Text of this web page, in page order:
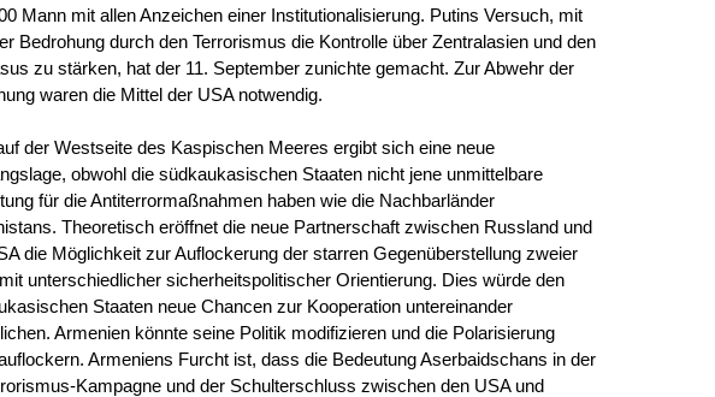
Mann mit allen Anzeichen einer Institutionalisierung. Putins Versuch, mit
Bedrohung durch den Terrorismus die Kontrolle über Zentralasien und den
zu stärken, hat der 11. September zunichte gemacht. Zur Abwehr der
waren die Mittel der USA notwendig.
der Westseite des Kaspischen Meeres ergibt sich eine neue
obwohl die südkaukasischen Staaten nicht jene unmittelbare
für die Antiterrormaßnahmen haben wie die Nachbarländer
Theoretisch eröffnet die neue Partnerschaft zwischen Russland und
die Möglichkeit zur Auflockerung der starren Gegenüberstellung zweier
unterschiedlicher sicherheitspolitischer Orientierung. Dies würde den
Staaten neue Chancen zur Kooperation untereinander
Armenien könnte seine Politik modifizieren und die Polarisierung
Armeniens Furcht ist, dass die Bedeutung Aserbaidschans in der
Kampagne und der Schulterschluss zwischen den USA und